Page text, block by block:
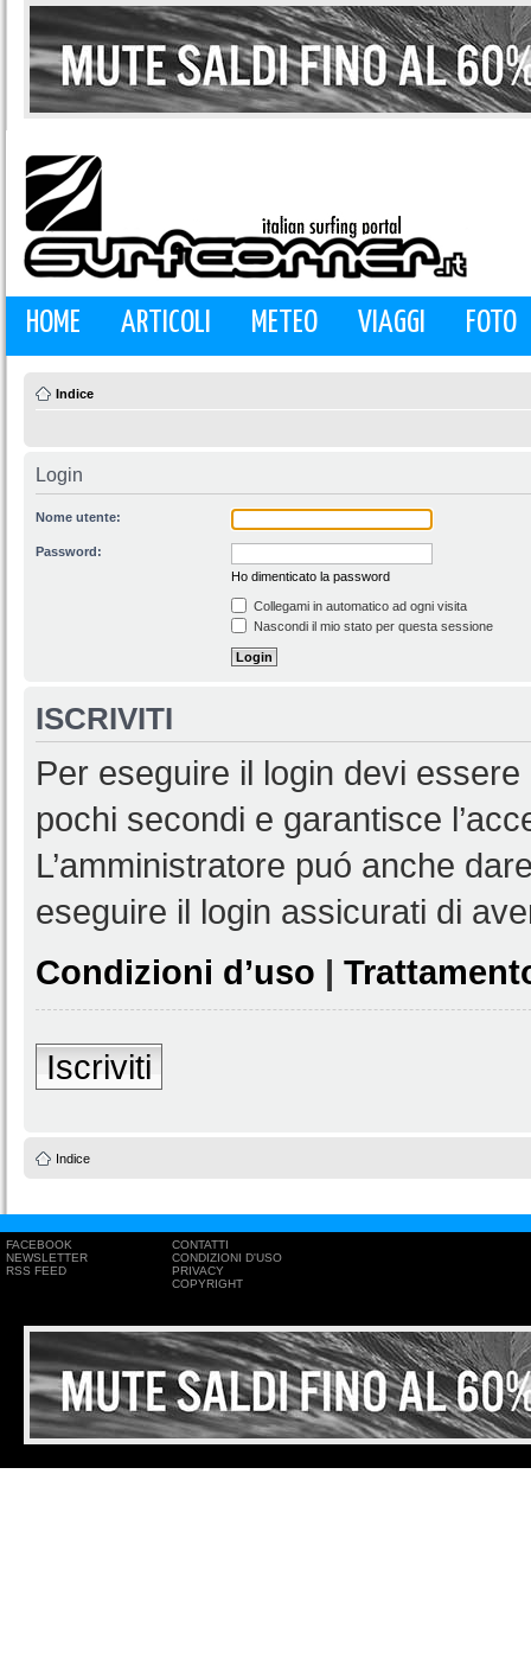
HOME ARTICOLI METEO VIAGGI FOTO
Indice
Login
Nome utente:
Password:
Ho dimenticato la password
Collegami in automatico ad ogni visita
Nascondi il mio stato per questa sessione
ISCRIVITI
Per eseguire il login devi
pochi secondi e garantisce
L’amministratore puó anche
eseguire il login assicurati di
Condizioni d’uso |
Iscriviti
Indice
FACEBOOK
NEWSLETTER
RSS FEED
CONTATTI
CONDIZIONI D'USO
PRIVACY
COPYRIGHT